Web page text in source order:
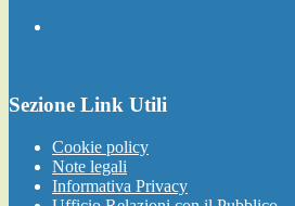
Sezione Link Utili
Cookie policy
Note legali
Informativa Privacy